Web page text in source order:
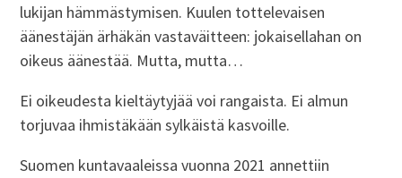
lukijan hämmästymisen. Kuulen tottelevaisen
äänestäjän ärhäkän vastaväitteen: jokaisellahan on
oikeus äänestää. Mutta, mutta…
Ei oikeudesta kieltäytyjää voi rangaista. Ei almun
torjuvaa ihmistäkään sylkäistä kasvoille.
Suomen kuntavaaleissa vuonna 2021 annettiin